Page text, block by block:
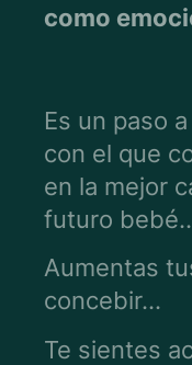
como
Es un paso
con el que
en la mejor
futuro
Aumentas
concebir…
Te sientes